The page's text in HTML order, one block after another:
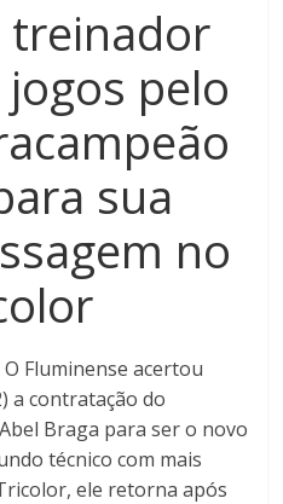
treinador
pelo
sua
no
Fluminense acertou
a contratação do
Braga para ser o novo
técnico com mais
ele retorna após